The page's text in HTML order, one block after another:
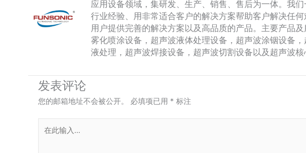
应用设备领域，集研发、生产、销售、售后为一体。我
行业经验、用非常适合客户的解决方案帮助客户解决任
用户提供完善的解决方案以及高品质的产品。主要产品
雾化喷涂设备，超声波液体处理设备，超声波涂铟设备
液处理，超声波焊接设备，超声波切割设备以及超声波
发表评论
您的邮箱地址不会被公开。 必填项已用 * 标注